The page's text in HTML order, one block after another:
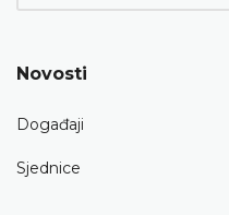
Novosti
Događaji
Sjednice